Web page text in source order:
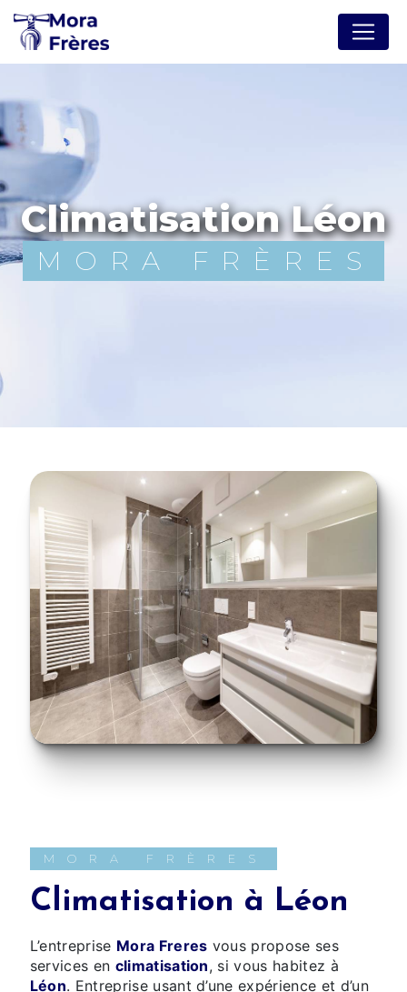
climatisation Léon
MORA FRÈRES
MORA FRÈRES
climatisation à Léon
L’entreprise Mora Freres vous propose ses
services en climatisation, si vous habitez à
Léon. Entreprise usant d’une expérience et d’un
Panneau de gestion des cookies